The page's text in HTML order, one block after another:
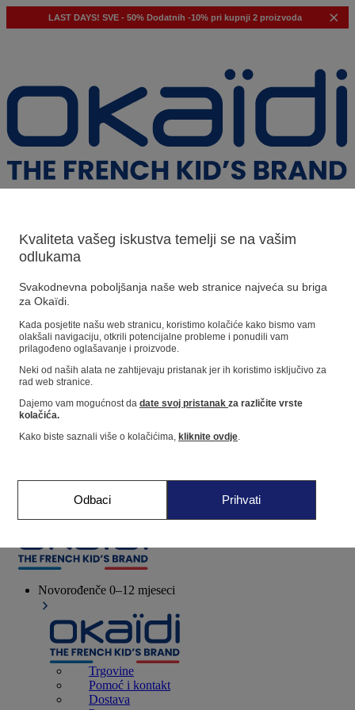
LAST DAYS! SVE - 50% Dodatnih -10% pri kupnji 2 proizvoda
Naši savjeti
Predloženi proizvodi
Pogledajte sve proizvode
Dućan
Moje informacije
Košarica
Favoriti
Novorođenče 0–12 mjeseci
Trgovine
Pomoć i kontakt
Dostava
Kvaliteta vašeg iskustva temelji se na vašim
odlukama
Svakodnevna poboljšanja naše web stranice najveća su briga
za Okaïdi.
Kada posjetite našu web stranicu, koristimo kolačiće kako bismo vam
olakšali navigaciju, otkrili potencijalne probleme i ponudili vam
prilagođeno oglašavanje i proizvode.
Neki od naših alata ne zahtijevaju pristanak jer ih koristimo isključivo za
rad web stranice.
Dajemo vam mogućnost da date svoj pristanak za različite vrste
kolačića.
Kako biste saznali više o kolačićima, kliknite ovdje.
Odbaci Prihvati